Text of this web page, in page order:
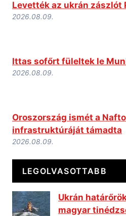
Levették az ukrán zászlót
2026.08.09.
Ittas sofőrt füleltek le
2026.08.09.
Oroszország ismét a
infrastruktúráját támadta
2026.08.09.
LEGOLVASOTTABB
Ukrán
magyar